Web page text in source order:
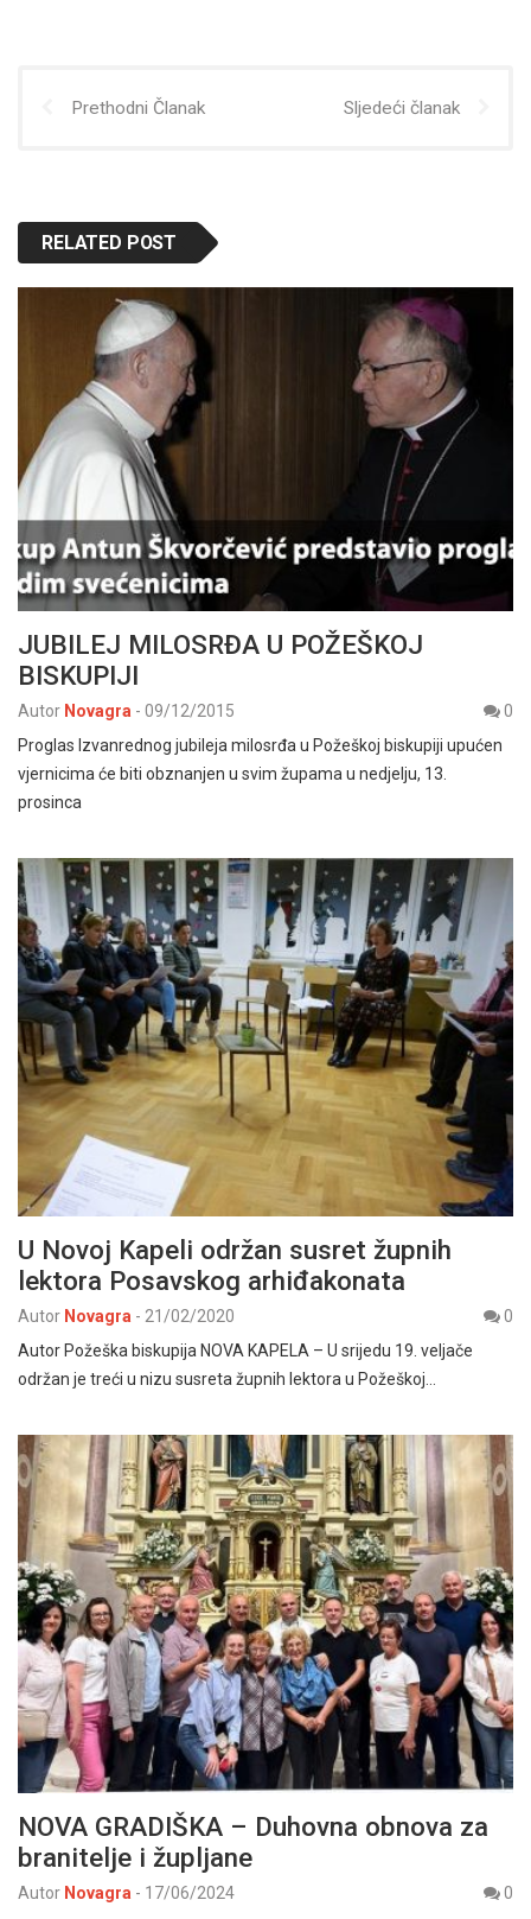
Prethodni Članak Sljedeći članak
RELATED POST
JUBILEJ MILOSRĐA U POŽEŠKOJ
BISKUPIJI
Autor Novagra - 09/12/2015
0
Proglas Izvanrednog jubileja milosrđa u Požeškoj biskupiji upućen
vjernicima će biti obznanjen u svim župama u nedjelju, 13.
prosinca
U Novoj Kapeli održan susret župnih
lektora Posavskog arhiđakonata
Autor Novagra - 21/02/2020
0
Autor Požeška biskupija NOVA KAPELA – U srijedu 19. veljače
održan je treći u nizu susreta župnih lektora u Požeškoj…
NOVA GRADIŠKA – Duhovna obnova za
branitelje i župljane
Autor Novagra - 17/06/2024
0